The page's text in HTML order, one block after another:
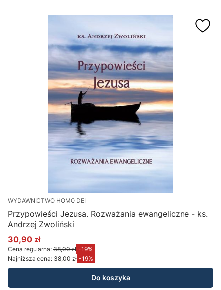
WYDAWNICTWO HOMO DEI
Przypowieści Jezusa. Rozważania ewangeliczne - ks.
Andrzej Zwoliński
Cena promocyjna
30,90 zł
Cena regularna: 38,00 zł -19%
Najniższa cena: 38,00 zł -19%
Do koszyka